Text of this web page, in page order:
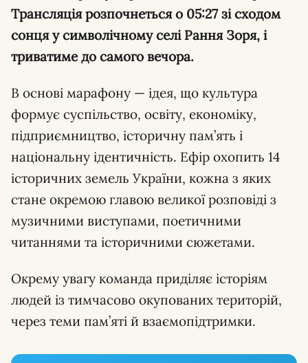
Трансляція розпочнеться о 05:27 зі сходом
сонця у символічному селі Рання Зоря, і
триватиме до самого вечора.
В основі марафону — ідея, що культура
формує суспільство, освіту, економіку,
підприємництво, історичну пам’ять і
національну ідентичність. Ефір охопить 14
історичних земель України, кожна з яких
стане окремою главою великої розповіді з
музичними виступами, поетичними
читаннями та історичними сюжетами.
Окрему увагу команда приділяє історіям
людей із тимчасово окупованих територій,
через теми пам’яті й взаємопідтримки.